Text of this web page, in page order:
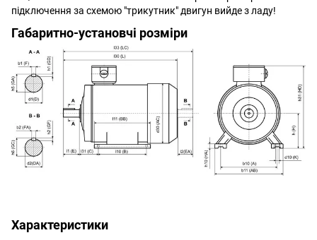
підключення за схемою "трикутник" двигун вийде з ладу!
Габаритно-установчі розміри
Характеристики